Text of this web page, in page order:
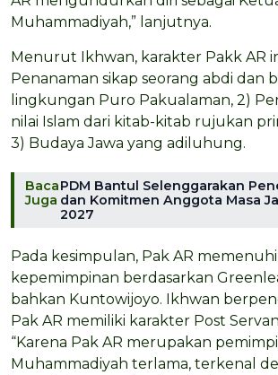
Muhammadiyah,” lanjutnya.
Menurut Ikhwan, karakter Pakk AR
Penanaman sikap seorang abdi dan
lingkungan Puro Pakualaman, 2)
nilai Islam dari kitab-kitab rujukan
3) Budaya Jawa yang adiluhung.
Baca
Juga
PDM Bantul Selenggarakan
dan Komitmen Anggota Masa
2027
Pada kesimpulan, Pak AR
kepemimpinan berdasarkan
bahkan Kuntowijoyo. Ikhwan
Pak AR memiliki karakter Post
“Karena Pak AR merupakan
Muhammadiyah terlama, terkenal